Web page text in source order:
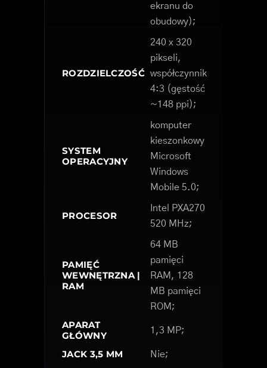
ekranu do
obudowy);
ROZDZIELCZOŚĆ
240 x 320
pikseli,
współczynnik
4:3 (gęstość
~148 ppi);
SYSTEM
OPERACYJNY
komputer
kieszonkowy
Microsoft
Windows
Mobile 5.0;
PROCESOR
Intel PXA270
520 MHz;
PAMIĘĆ
WEWNĘTRZNA |
RAM
64 MB
pamięci
RAM, 128
MB pamięci
ROM;
APARAT
GŁÓWNY
1,3 MP;
JACK 3,5 MM Nie;